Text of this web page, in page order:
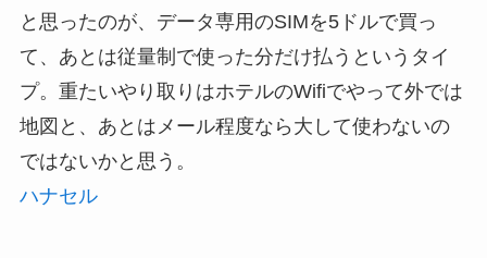
と思ったのが、データ専用のSIMを5ドルで買っ
て、あとは従量制で使った分だけ払うというタイ
プ。重たいやり取りはホテルのWifiでやって外では
地図と、あとはメール程度なら大して使わないの
ではないかと思う。
ハナセル